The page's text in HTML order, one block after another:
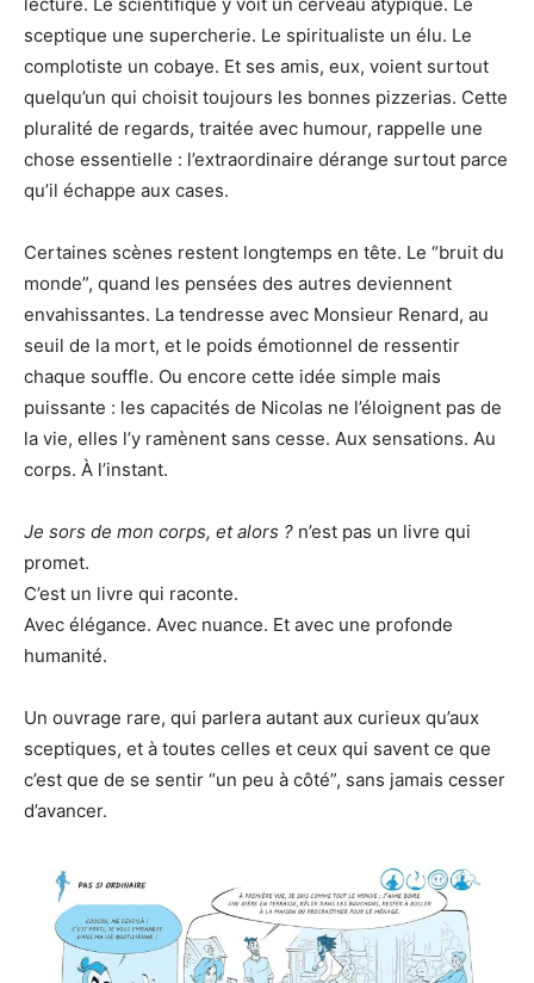
sceptique une supercherie. Le spiritualiste un élu. Le
complotiste un cobaye. Et ses amis, eux, voient surtout
quelqu’un qui choisit toujours les bonnes pizzerias. Cette
pluralité de regards, traitée avec humour, rappelle une
chose essentielle : l’extraordinaire dérange surtout parce
qu’il échappe aux cases.
Certaines scènes restent longtemps en tête. Le “bruit du
monde”, quand les pensées des autres deviennent
envahissantes. La tendresse avec Monsieur Renard, au
seuil de la mort, et le poids émotionnel de ressentir
chaque souffle. Ou encore cette idée simple mais
puissante : les capacités de Nicolas ne l’éloignent pas de
la vie, elles l’y ramènent sans cesse. Aux sensations. Au
corps. À l’instant.
Je sors de mon corps, et alors ? n’est pas un livre qui
promet.
C’est un livre qui raconte.
Avec élégance. Avec nuance. Et avec une profonde
humanité.
Un ouvrage rare, qui parlera autant aux curieux qu’aux
sceptiques, et à toutes celles et ceux qui savent ce que
c’est que de se sentir “un peu à côté”, sans jamais cesser
d’avancer.